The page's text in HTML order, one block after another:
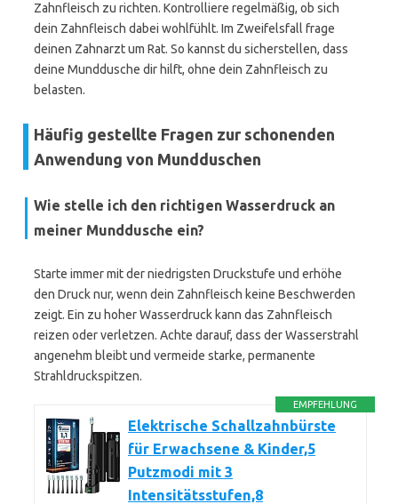
Zahnfleisch zu richten. Kontrolliere regelmäßig, ob sich
dein Zahnfleisch dabei wohlfühlt. Im Zweifelsfall frage
deinen Zahnarzt um Rat. So kannst du sicherstellen, dass
deine Munddusche dir hilft, ohne dein Zahnfleisch zu
belasten.
Häufig gestellte Fragen zur schonenden
Anwendung von Mundduschen
Wie stelle ich den richtigen Wasserdruck an
meiner Munddusche ein?
Starte immer mit der niedrigsten Druckstufe und erhöhe
den Druck nur, wenn dein Zahnfleisch keine Beschwerden
zeigt. Ein zu hoher Wasserdruck kann das Zahnfleisch
reizen oder verletzen. Achte darauf, dass der Wasserstrahl
angenehm bleibt und vermeide starke, permanente
Strahldruckspitzen.
EMPFEHLUNG
Elektrische Schallzahnbürste
für Erwachsene & Kinder,5
Putzmodi mit 3
Intensitätsstufen,8